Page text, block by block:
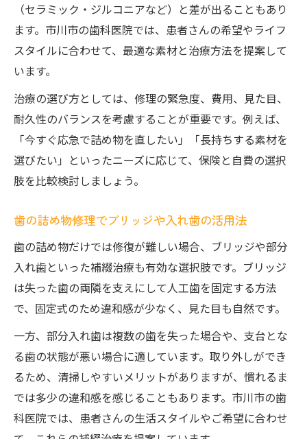
（セラミック・ジルコニアなど）と差が出ることもあり
ます。市川市の歯科医院では、患者さんの希望やライフ
スタイルに合わせて、最適な素材と治療方法を提案して
います。
治療の選び方としては、修理の緊急度、費用、見た目、
耐久性のバランスを考慮することが重要です。例えば、
「今すぐ応急で詰め物を直したい」「長持ちする素材を
選びたい」といったニーズに応じて、保険と自費の選択
肢を比較検討しましょう。
歯の詰め物修理でブリッジや入れ歯の活用法
歯の詰め物だけでは修復が難しい場合、ブリッジや部分
入れ歯といった補綴治療も有効な選択肢です。ブリッジ
は失った歯の両隣を支えにして人工歯を固定する方法
で、固定式のため違和感が少なく、見た目も自然です。
一方、部分入れ歯は複数の歯を失った場合や、支台とな
る歯の状態が悪い場合に適しています。取り外しができ
るため、清掃しやすいメリットがありますが、慣れるま
では多少の違和感を感じることもあります。市川市の歯
科医院では、患者さんの生活スタイルやご希望に合わせ